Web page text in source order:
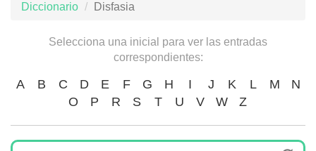
Diccionario Disfasia
Selecciona una inicial para ver las entradas
correspondientes:
A B C D E F G H I J K L M
N
O
P R S T U V W Z